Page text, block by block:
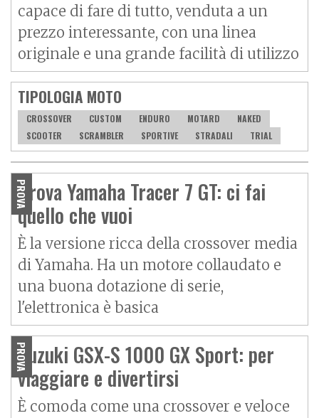
capace di fare di tutto, venduta a un
prezzo interessante, con una linea
originale e una grande facilità di utilizzo
TIPOLOGIA MOTO
CROSSOVER CUSTOM ENDURO MOTARD
NAKED
SCOOTER
SCRAMBLER SPORTIVE STRADALI TRIAL
PROVA
Prova Yamaha Tracer 7 GT: ci fai
quello che vuoi
È la versione ricca della crossover media
di Yamaha. Ha un motore collaudato e
una buona dotazione di serie,
l'elettronica è basica
PROVA
Suzuki GSX-S 1000 GX Sport: per
viaggiare e divertirsi
È comoda come una crossover e veloce